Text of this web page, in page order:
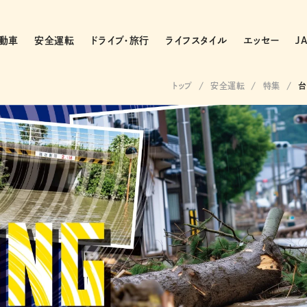
車 安全運転 ドライブ・旅行 ライフスタイル エッセー
トップ 安全運転 特集